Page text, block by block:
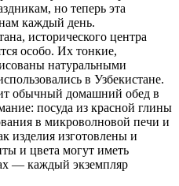
но теперь эта
каждый день.
исторического центра
особо. Их тонкие,
натуральными
в Узбекистане.
обычный домашний обед в
посуда из красной глины
в микроволновой печи и
изделия изготовлены и
и цвета могут иметь
— каждый экземпляр